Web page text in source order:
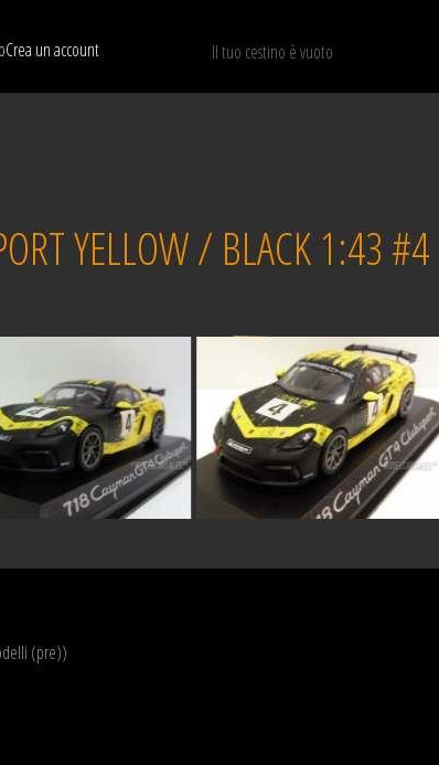
Crea un account Il tuo cestino è vuoto
Mostra solo I modelli disponibili RIPRISTINA
YELLOW / BLACK 1:43 #4
Venduto
(pre))